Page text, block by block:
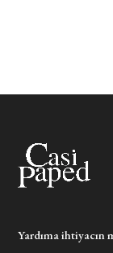
Yardıma ihtiyacın